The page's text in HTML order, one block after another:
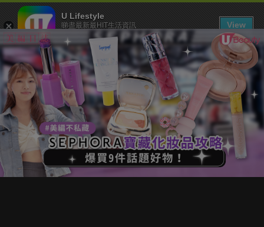
下載 U Lifestyle App
U Lifestyle
睇盡最新最HIT生活資訊
FREE - In Google Play
View